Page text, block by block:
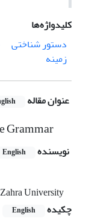
کلیدواژه‌ها
دستور شناختی
زمینه
عنوان مقاله
Grammar
نویسنده English
University
چکیده
English